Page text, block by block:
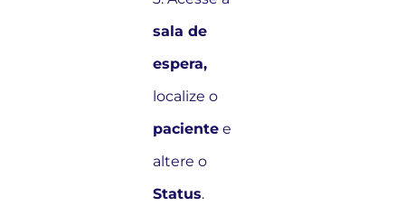
sala de
espera,
localize o
paciente e
altere o
Status.